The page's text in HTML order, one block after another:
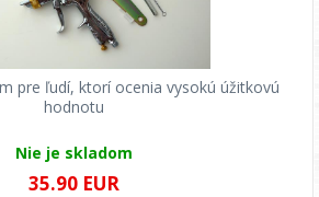
pre ľudí, ktorí ocenia vysokú úžitkovú
hodnotu
Nie je skladom
35.90 EUR